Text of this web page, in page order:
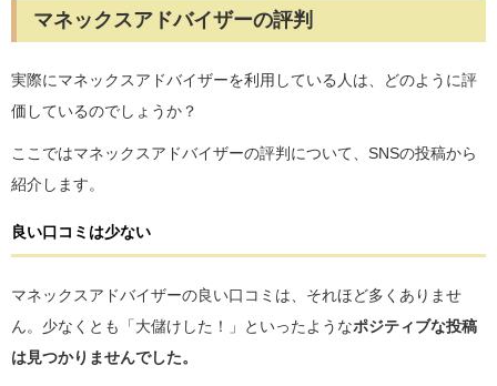
マネックスアドバイザーの評判
実際にマネックスアドバイザーを利用している人は、どのように評
価しているのでしょうか？
ここではマネックスアドバイザーの評判について、SNSの投稿から
紹介します。
良い口コミは少ない
マネックスアドバイザーの良い口コミは、それほど多くありませ
ん。少なくとも「大儲けした！」といったようなポジティブな投稿
は見つかりませんでした。